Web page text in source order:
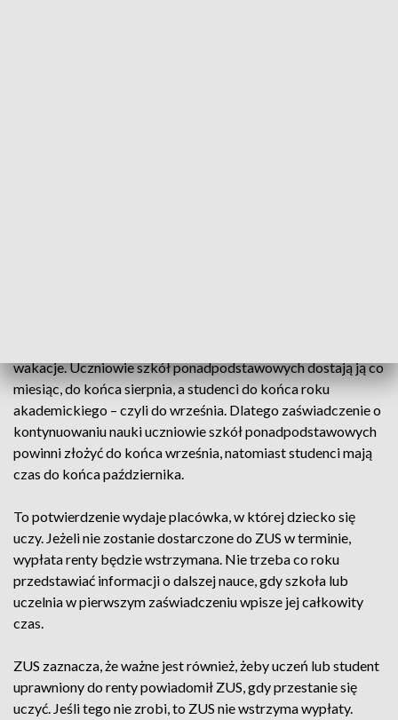
wakacje. Uczniowie szkół ponadpodstawowych dostają ją co
miesiąc, do końca sierpnia, a studenci do końca roku
akademickiego – czyli do września. Dlatego zaświadczenie o
kontynuowaniu nauki uczniowie szkół ponadpodstawowych
powinni złożyć do końca września, natomiast studenci mają
czas do końca października.
To potwierdzenie wydaje placówka, w której dziecko się
uczy. Jeżeli nie zostanie dostarczone do ZUS w terminie,
wypłata renty będzie wstrzymana. Nie trzeba co roku
przedstawiać informacji o dalszej nauce, gdy szkoła lub
uczelnia w pierwszym zaświadczeniu wpisze jej całkowity
czas.
ZUS zaznacza, że ważne jest również, żeby uczeń lub student
uprawniony do renty powiadomił ZUS, gdy przestanie się
uczyć. Jeśli tego nie zrobi, to ZUS nie wstrzyma wypłaty.